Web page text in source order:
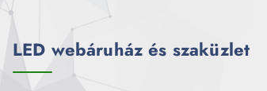
LED webáruház és szaküzlet